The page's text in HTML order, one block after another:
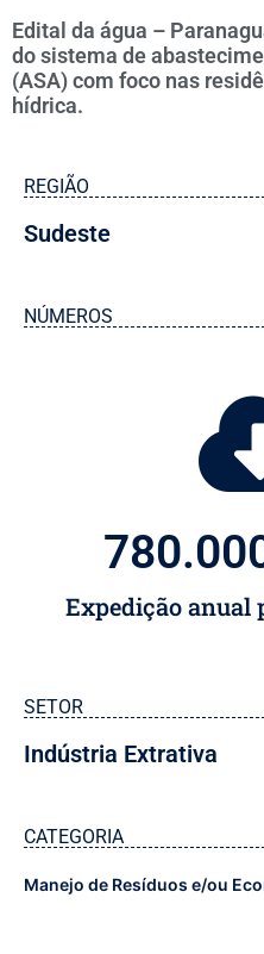
Edital da água –
do sistema de
(ASA) com foco nas
hídrica.
REGIÃO
Sudeste
NÚMEROS
Expedição anual
SETOR
Indústria Extrativa
CATEGORIA
Manejo de Resíduos e/ou